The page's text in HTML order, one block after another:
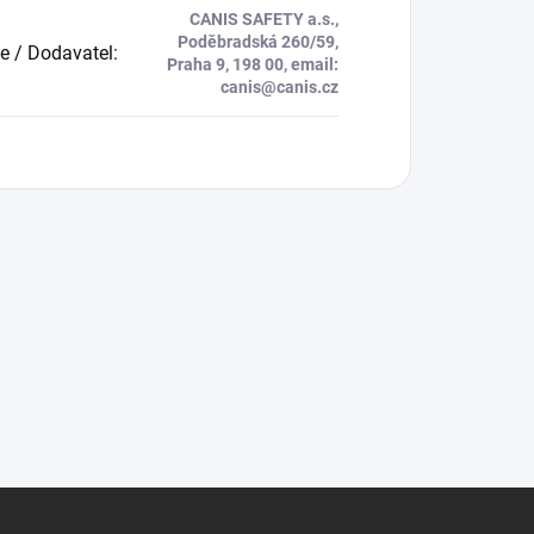
/ Dodavatel:
CANIS SAFETY a.s.,
Poděbradská 260/59,
Praha 9, 198 00, email:
canis@canis.cz